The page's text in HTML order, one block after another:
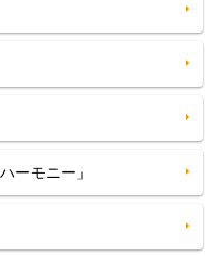
ーモニー」